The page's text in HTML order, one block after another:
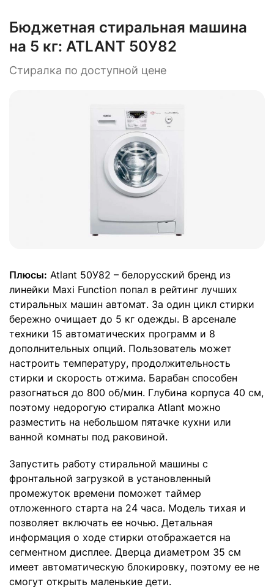
Бюджетная стиральная машина
на 5 кг: ATLANT 50У82
Стиралка по доступной цене
Плюсы: Atlant 50У82 – белорусский бренд из
линейки Maxi Function попал в рейтинг лучших
стиральных машин автомат. За один цикл стирки
бережно очищает до 5 кг одежды. В арсенале
техники 15 автоматических программ и 8
дополнительных опций. Пользователь может
настроить температуру, продолжительность
стирки и скорость отжима. Барабан способен
разогнаться до 800 об/мин. Глубина корпуса 40 см,
поэтому недорогую стиралка Atlant можно
разместить на небольшом пятачке кухни или
ванной комнаты под раковиной.
Запустить работу стиральной машины с
фронтальной загрузкой в установленный
промежуток времени поможет таймер
отложенного старта на 24 часа. Модель тихая и
позволяет включать ее ночью. Детальная
информация о ходе стирки отображается на
сегментном дисплее. Дверца диаметром 35 см
имеет автоматическую блокировку, поэтому ее не
смогут открыть маленькие дети.